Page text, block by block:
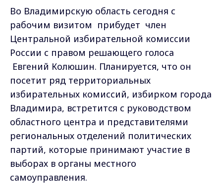
Во Владимирскую область сегодня с
рабочим визитом прибудет член
Центральной избирательной комиссии
России с правом решающего голоса
Евгений Колюшин. Планируется, что он
посетит ряд территориальных
избирательных комиссий, избирком города
Владимира, встретится с руководством
областного центра и представителями
региональных отделений политических
партий, которые принимают участие в
выборах в органы местного
самоуправления.